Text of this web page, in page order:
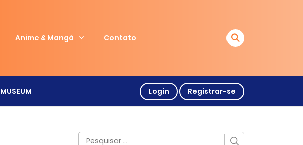
Anime & Mangá Contato
MUSEUM Login Registrar-se